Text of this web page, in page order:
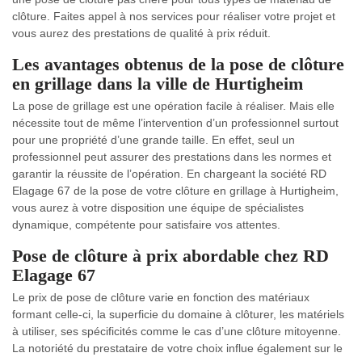
clôture. Faites appel à nos services pour réaliser votre projet et
vous aurez des prestations de qualité à prix réduit.
Les avantages obtenus de la pose de clôture
en grillage dans la ville de Hurtigheim
La pose de grillage est une opération facile à réaliser. Mais elle
nécessite tout de même l’intervention d’un professionnel surtout
pour une propriété d’une grande taille. En effet, seul un
professionnel peut assurer des prestations dans les normes et
garantir la réussite de l’opération. En chargeant la société RD
Elagage 67 de la pose de votre clôture en grillage à Hurtigheim,
vous aurez à votre disposition une équipe de spécialistes
dynamique, compétente pour satisfaire vos attentes.
Pose de clôture à prix abordable chez RD
Elagage 67
Le prix de pose de clôture varie en fonction des matériaux
formant celle-ci, la superficie du domaine à clôturer, les matériels
à utiliser, ses spécificités comme le cas d’une clôture mitoyenne.
La notoriété du prestataire de votre choix influe également sur le